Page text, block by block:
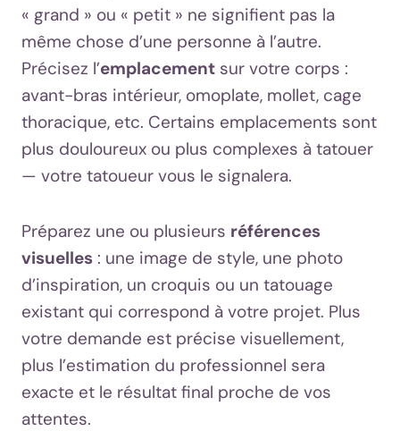
« grand » ou « petit » ne signifient pas la
même chose d’une personne à l’autre.
Précisez l’emplacement sur votre corps :
avant-bras intérieur, omoplate, mollet, cage
thoracique, etc. Certains emplacements sont
plus douloureux ou plus complexes à tatouer
— votre tatoueur vous le signalera.
Préparez une ou plusieurs références
visuelles : une image de style, une photo
d’inspiration, un croquis ou un tatouage
existant qui correspond à votre projet. Plus
votre demande est précise visuellement,
plus l’estimation du professionnel sera
exacte et le résultat final proche de vos
attentes.